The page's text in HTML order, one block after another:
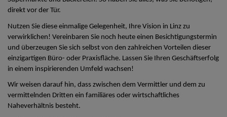
direkt vor der Tür.
Nutzen Sie diese einmalige Gelegenheit, Ihre Vision in Linz zu
verwirklichen! Vereinbaren Sie noch heute einen Besichtigungstermin
und überzeugen Sie sich selbst von den zahlreichen Vorteilen dieser
einzigartigen Büro- oder Praxisfläche. Lassen Sie Ihren Geschäftserfolg
in einem inspirierenden Umfeld wachsen!
Wir weisen darauf hin, dass zwischen dem Vermittler und dem zu
vermittelnden Dritten ein familiäres oder wirtschaftliches
Naheverhältnis besteht.